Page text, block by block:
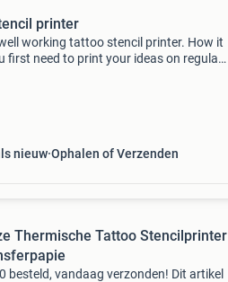
printer
working tattoo stencil printer. How it
first need to print your ideas on regular
nieuw Ophalen of Verzenden
Thermische Tattoo Stencilprinter
besteld, vandaag verzonden! Dit artikel